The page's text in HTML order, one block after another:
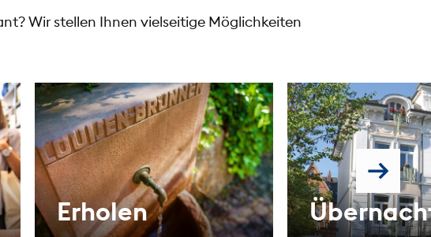
Wir stellen Ihnen vielseitige Möglichkeiten
Erholen